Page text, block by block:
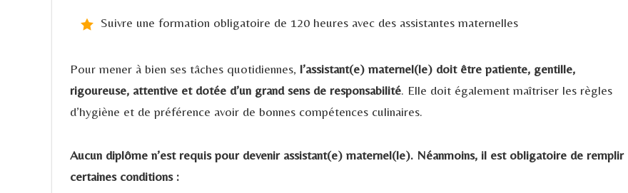
Suivre une formation obligatoire de 120 heures avec des assistantes maternelles
Pour mener à bien ses tâches quotidiennes, l’assistant(e) maternel(le) doit être patiente, gentille,
rigoureuse, attentive et dotée d’un grand sens de responsabilité. Elle doit également maîtriser les règles
d’hygiène et de préférence avoir de bonnes compétences culinaires.
Aucun diplôme n’est requis pour devenir assistant(e) maternel(le). Néanmoins, il est obligatoire de remplir
certaines conditions :